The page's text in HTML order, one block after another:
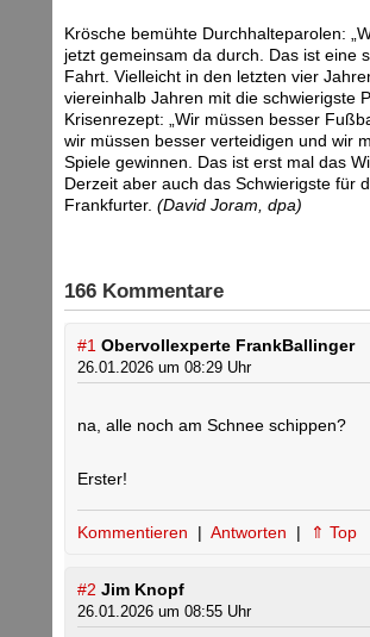
Krösche bemühte Durchhalteparolen:
jetzt gemeinsam da durch. Das ist eine
Fahrt. Vielleicht in den letzten vier
viereinhalb Jahren mit die schwierigste
Krisenrezept: „Wir müssen besser
wir müssen besser verteidigen und wir
Spiele gewinnen. Das ist erst mal das
Derzeit aber auch das Schwierigste für
Frankfurter. (David Joram, dpa)
166 Kommentare
#1 Obervollexperte FrankBallinger
26.01.2026 um 08:29 Uhr
na, alle noch am Schnee schippen?
Erster!
Kommentieren | Antworten | ⇑ Top
#2 Jim Knopf
26.01.2026 um 08:55 Uhr